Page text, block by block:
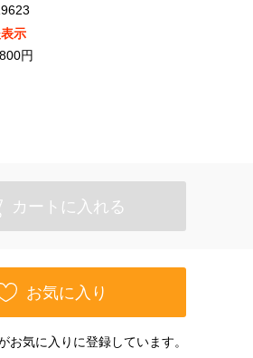
示
円
カートに入れる
お気に入り
お気に入りに登録しています。